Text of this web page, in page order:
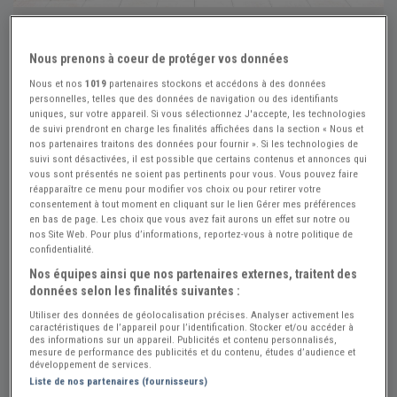
Réf : A872167 Actualisée le : 27/07/2026
1967 Harley Davidson FLH FLH
Créer une alerte Harley Davidson El...
$ 17900
Made in US PRO
États-Unis
Voir le téléphone
Nous prenons à coeur de protéger vos données
Nous et nos1019 partenaires stockons et accédons à des données
personnelles, telles que des données de navigation ou des identifiants
uniques, sur votre appareil. Si vous sélectionnez J'accepte, les technologies
de suivi prendront en charge les finalités affichées dans la section « Nous et
nos partenaires traitons des données pour fournir ». Si les technologies de
suivi sont désactivées, il est possible que certains contenus et annonces qui
vous sont présentés ne soient pas pertinents pour vous. Vous pouvez faire
réapparaître ce menu pour modifier vos choix ou pour retirer votre
consentement à tout moment en cliquant sur le lien Gérer mes préférences
en bas de page. Les choix que vous avez fait aurons un effet sur notre ou
nos Site Web. Pour plus d’informations, reportez-vous à notre politique de
confidentialité.
Nos équipes ainsi que nos partenaires externes, traitent des
données selon les finalités suivantes :
Utiliser des données de géolocalisation précises. Analyser activement les
caractéristiques de l’appareil pour l’identification. Stocker et/ou accéder à
des informations sur un appareil. Publicités et contenu personnalisés,
mesure de performance des publicités et du contenu, études d’audience et
développement de services.
Liste de nos partenaires (fournisseurs)